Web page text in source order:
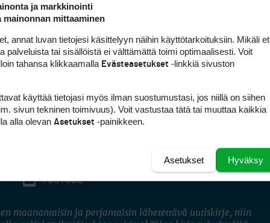
INSTAGRAM
YOUTUBE
maanantaisin ja perjantaisin lähetettävä uutiskirje, niin
ja markkinointi
mainonnan mittaaminen
annat luvan tietojesi käsittelyyn näihin käyttötarkoituksiin. Mikäli et
palveluista tai sisällöistä ei välttämättä toimi optimaalisesti. Voit
tahansa klikkaamalla Evästeasetukset -linkkiä sivuston
käyttää tietojasi myös ilman suostumustasi, jos niillä on siihen
sivun tekninen toimivuus). Voit vastustaa tätä tai muuttaa kaikkia
alla olevan Asetukset -painikkeen.
Hyväksy
Asetukset